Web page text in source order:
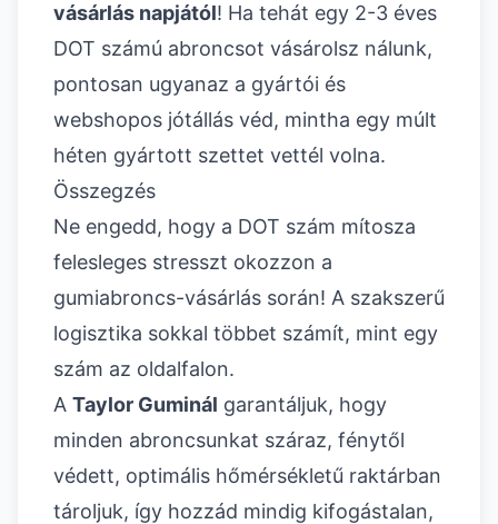
vásárlás napjától! Ha tehát egy 2-3 éves
DOT számú abroncsot vásárolsz nálunk,
pontosan ugyanaz a gyártói és
webshopos jótállás véd, mintha egy múlt
héten gyártott szettet vettél volna.
Összegzés
Ne engedd, hogy a DOT szám mítosza
felesleges stresszt okozzon a
gumiabroncs-vásárlás során! A szakszerű
logisztika sokkal többet számít, mint egy
szám az oldalfalon.
A Taylor Guminál garantáljuk, hogy
minden abroncsunkat száraz, fénytől
védett, optimális hőmérsékletű raktárban
tároljuk, így hozzád mindig kifogástalan,